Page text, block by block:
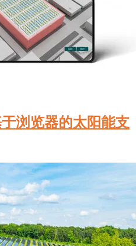
浏览器的太阳能支